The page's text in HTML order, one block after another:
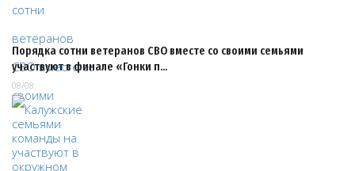
Порядка сотни ветеранов СВО вместе со своими семьями
участвуют в финале «Гонки п…
08/08